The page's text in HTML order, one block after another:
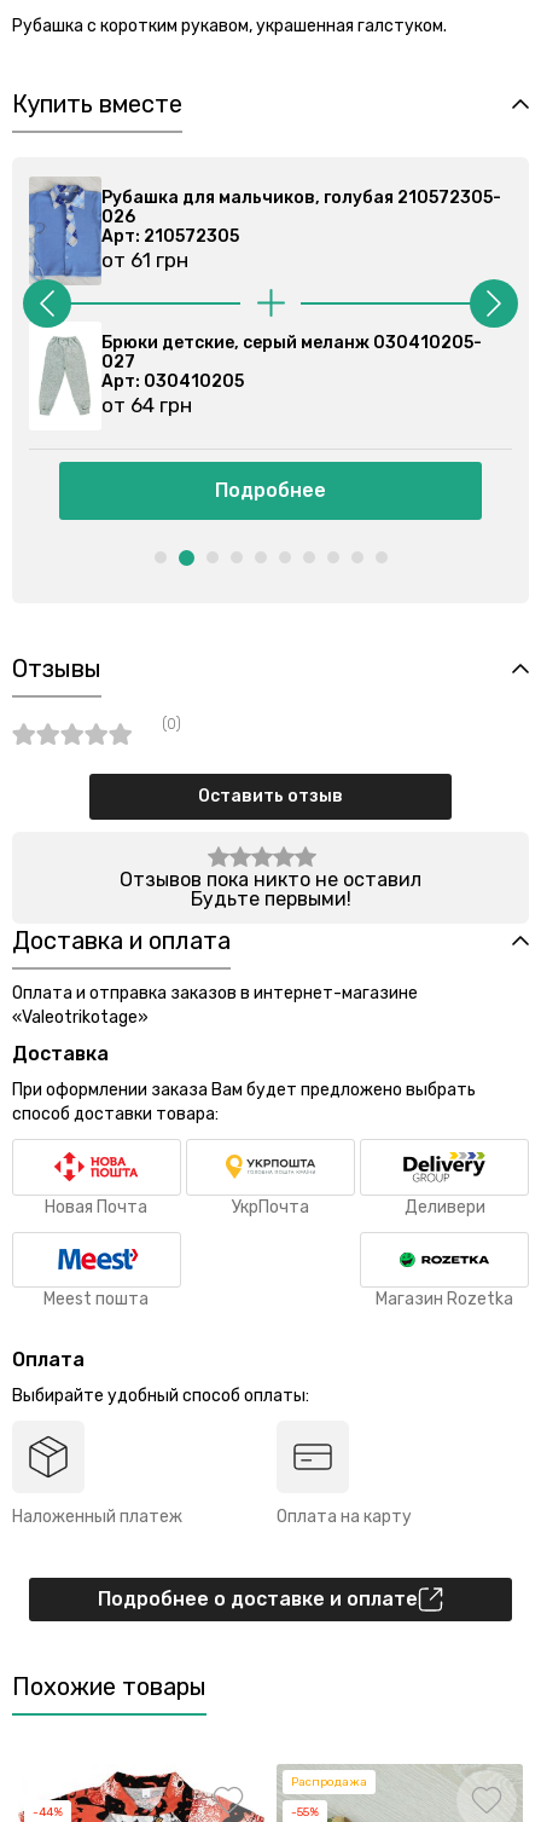
Рубашка с коротким рукавом, украшенная галстуком.
Купить вместе
для мальчиков, голубая 210572305-
210572305
61 грн
детские, серый меланж 030410205-
030410205
64 грн
Подробнее
Отзывы
(0)
Оставить отзыв
Отзывов пока никто не оставил
Будьте первыми!
Доставка и оплата
Оплата и отправка заказов в интернет-магазине
«Valeotrikotage»
Доставка
При оформлении заказа Вам будет предложено выбрать
способ доставки товара:
Новая Почта УкрПочта Деливери
Meest пошта Магазин Rozetka
Оплата
Выбирайте удобный способ оплаты:
Наложенный платеж Оплата на карту
Подробнее о доставке и оплате
Похожие товары
-44%
Распродажа
-55%